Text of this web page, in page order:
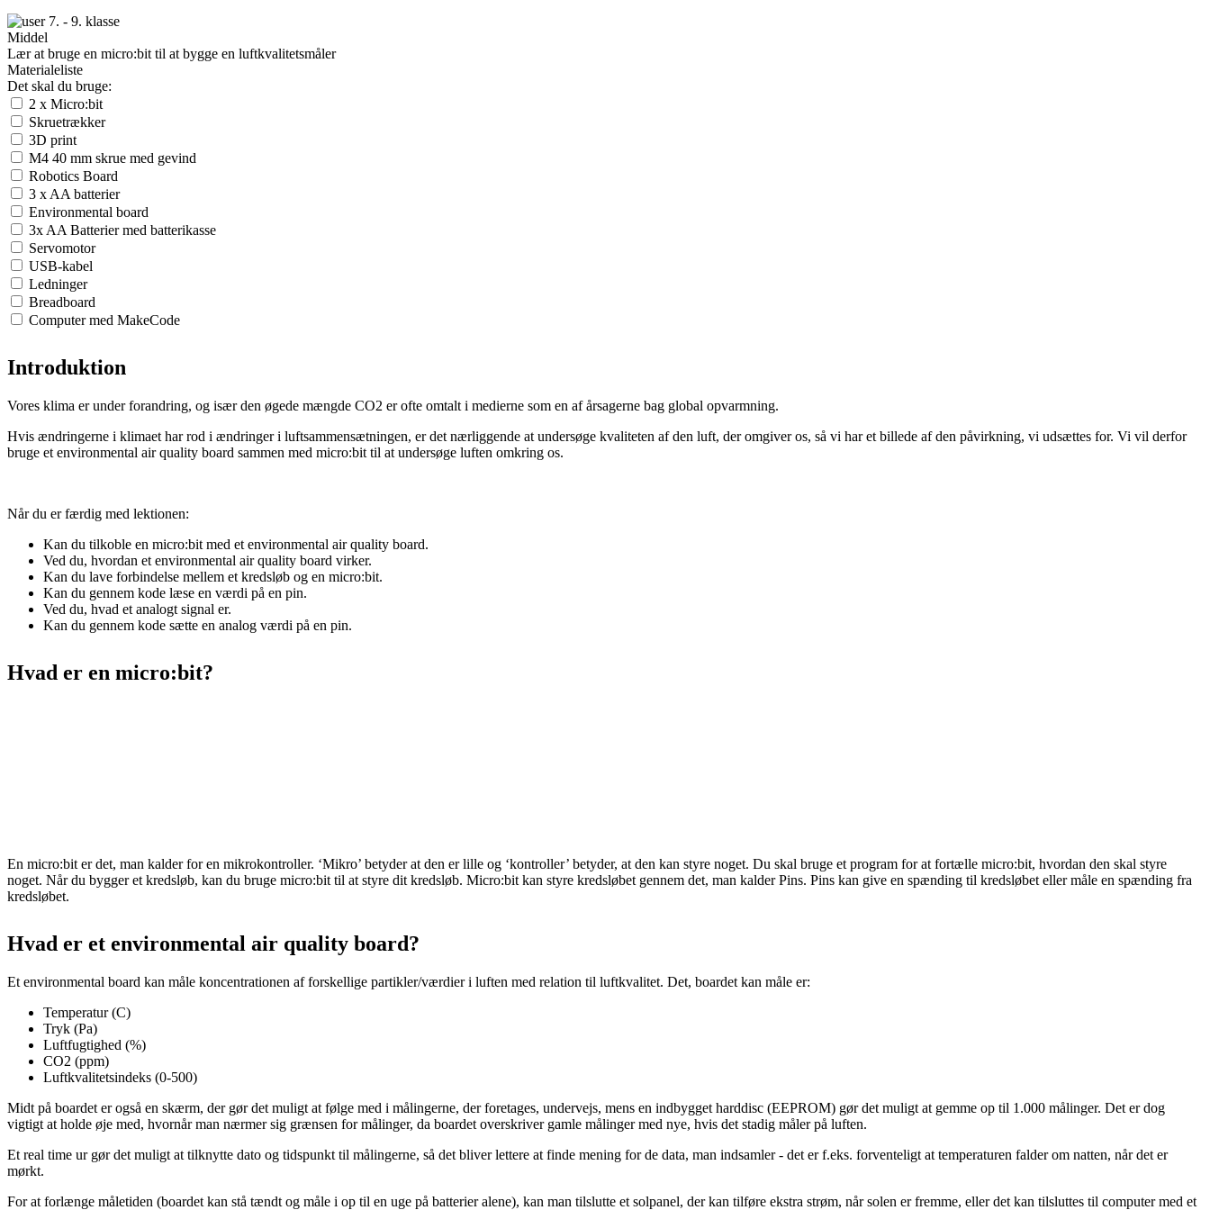
7. - 9. klasse
Middel
Lær at bruge en micro:bit til at bygge en luftkvalitetsmåler
Materialeliste
Det skal du bruge:
2 x Micro:bit
Skruetrækker
3D print
M4 40 mm skrue med gevind
Robotics Board
3 x AA batterier
Environmental board
3x AA Batterier med batterikasse
Servomotor
USB-kabel
Ledninger
Breadboard
Computer med MakeCode
Introduktion
Vores klima er under forandring, og især den øgede mængde CO2 er ofte omtalt i medierne som en af årsagerne bag global opvarmning.
Hvis ændringerne i klimaet har rod i ændringer i luftsammensætningen, er det nærliggende at undersøge kvaliteten af den luft, der omgiver os, så vi har et billede af den påvirkning, vi udsættes for. Vi vil derfor
bruge et environmental air quality board sammen med micro:bit til at undersøge luften omkring os.
Når du er færdig med lektionen:
Kan du tilkoble en micro:bit med et environmental air quality board.
Ved du, hvordan et environmental air quality board virker.
Kan du lave forbindelse mellem et kredsløb og en micro:bit.
Kan du gennem kode læse en værdi på en pin.
Ved du, hvad et analogt signal er.
Kan du gennem kode sætte en analog værdi på en pin.
Hvad er en micro:bit?
En micro:bit er det, man kalder for en mikrokontroller. ‘Mikro’ betyder at den er lille og ‘kontroller’ betyder, at den kan styre noget. Du skal bruge et program for at fortælle micro:bit, hvordan den skal styre
noget. Når du bygger et kredsløb, kan du bruge micro:bit til at styre dit kredsløb. Micro:bit kan styre kredsløbet gennem det, man kalder Pins. Pins kan give en spænding til kredsløbet ellermåle en spænding fra
kredsløbet.
Hvad er et environmental air quality board?
Et environmental board kan måle koncentrationen af forskellige partikler/værdier i luften med relation til luftkvalitet. Det, boardet kan måle er:
Temperatur (C)
Tryk (Pa)
Luftfugtighed (%)
CO2 (ppm)
Luftkvalitetsindeks (0-500)
Midt på boardet er også en skærm, der gør det muligt at følge med i målingerne, der foretages, undervejs, mens en indbygget harddisc (EEPROM) gør det muligt at gemme op til 1.000 målinger. Det er dog
vigtigt at holde øje med, hvornår man nærmer sig grænsen for målinger, da boardet overskriver gamle målinger med nye, hvis det stadig måler på luften.
Et real time ur gør det muligt at tilknytte dato og tidspunkt til målingerne, så det bliver lettere at finde mening for de data, man indsamler - det er f.eks. forventeligt at temperaturen falder om natten, når det er
mørkt.
For at forlænge måletiden (boardet kan stå tændt og måle i op til en uge på batterier alene), kan man tilslutte et solpanel, der kan tilføre ekstra strøm, når solen er fremme, eller det kan tilsluttes til computer med et